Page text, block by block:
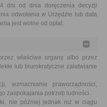
dni od dnia doręczenia decyzji
odwołania w Urzędzie lub data
jest wolne od opłat.
właściwe organy albo przez
lub biurokratyczne załatwianie
wzmacnianie praworządności,
zaspokajania potrzeb ludności.
nie później jednak niż w ciągu